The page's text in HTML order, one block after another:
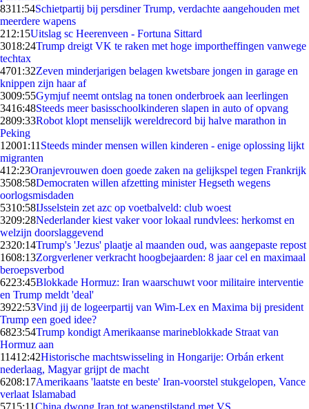
8311:54Schietpartij bij persdiner Trump, verdachte aangehouden met
meerdere wapens
212:15Uitslag sc Heerenveen - Fortuna Sittard
3018:24Trump dreigt VK te raken met hoge importheffingen vanwege
techtax
4701:32Zeven minderjarigen belagen kwetsbare jongen in garage en
knippen zijn haar af
3009:55Gymjuf neemt ontslag na tonen onderbroek aan leerlingen
3416:48Steeds meer basisschoolkinderen slapen in auto of opvang
2809:33Robot klopt menselijk wereldrecord bij halve marathon in
Peking
12001:11 Steeds minder mensen willen kinderen - enige oplossing lijkt
migranten
412:23Oranjevrouwen doen goede zaken na gelijkspel tegen Frankrijk
3508:58Democraten willen afzetting minister Hegseth wegens
oorlogsmisdaden
5310:58IJsselstein zet azc op voetbalveld: club woest
3209:28Nederlander kiest vaker voor lokaal rundvlees: herkomst en
welzijn doorslaggevend
2320:14Trump's 'Jezus' plaatje al maanden oud, was aangepaste repost
1608:13Zorgverlener verkracht hoogbejaarden: 8 jaar cel en maximaal
beroepsverbod
6223:45Blokkade Hormuz: Iran waarschuwt voor militaire interventie
en Trump meldt 'deal'
3922:53Vind jij de logeerpartij van Wim-Lex en Maxima bij president
Trump een goed idee?
6823:54Trump kondigt Amerikaanse marineblokkade Straat van
Hormuz aan
11412:42Historische machtswisseling in Hongarije: Orbán erkent
nederlaag, Magyar grijpt de macht
6208:17Amerikaans 'laatste en beste' Iran-voorstel stukgelopen, Vance
verlaat Islamabad
5715:11China dwong Iran tot wapenstilstand met VS